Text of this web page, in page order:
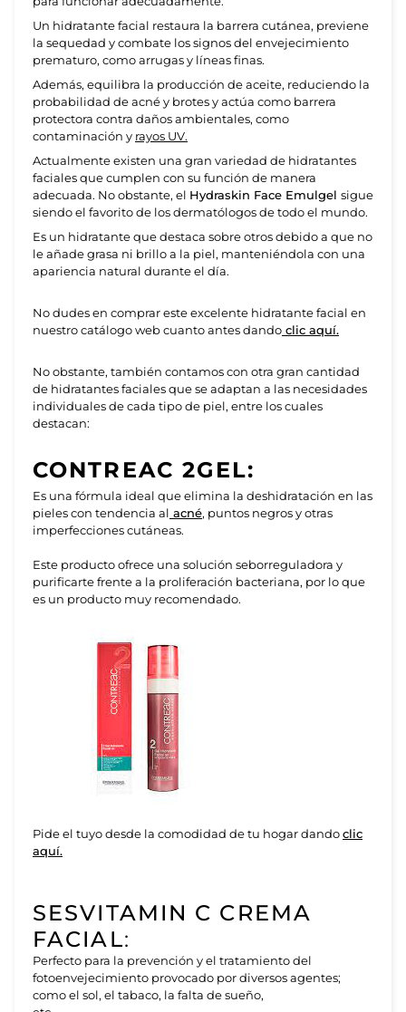
Un hidratante facial restaura la barrera cutánea, previene
la sequedad y combate los signos del envejecimiento
prematuro, como arrugas y líneas finas.
Además, equilibra la producción de aceite, reduciendo la
probabilidad de acné y brotes y actúa como barrera
protectora contra daños ambientales, como
contaminación y rayos UV.
Actualmente existen una gran variedad de hidratantes
faciales que cumplen con su función de manera
adecuada. No obstante, el Hydraskin Face Emulgel sigue
siendo el favorito de los dermatólogos de todo el mundo.
Es un hidratante que destaca sobre otros debido a que no
le añade grasa ni brillo a la piel, manteniéndola con una
apariencia natural durante el día.
No dudes en comprar este excelente hidratante facial en
nuestro catálogo web cuanto antes dando clic aquí.
No obstante, también contamos con otra gran cantidad
de hidratantes faciales que se adaptan a las necesidades
individuales de cada tipo de piel, entre los cuales
destacan:
CONTREAC 2GEL:
Es una fórmula ideal que elimina la deshidratación en las
pieles con tendencia al acné, puntos negros y otras
imperfecciones cutáneas.
Este producto ofrece una solución seborreguladora y
purificarte frente a la proliferación bacteriana, por lo que
es un producto muy recomendado.
Pide el tuyo desde la comodidad de tu hogar dandoclic
aquí.
SESVITAMIN C CREMA
FACIAL:
Perfecto para la prevención y el tratamiento del
fotoenvejecimiento provocado por diversos agentes;
como el sol, el tabaco, la falta de sueño,